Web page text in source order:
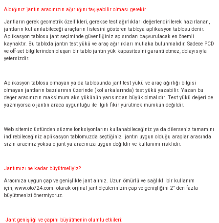
Aldığınız jantın aracınızın ağırlığını taşıyabilir olması gerekir.
Jantların gerek geometrik özellikleri, gerekse test ağırlıkları değerlendirilerek hazırlanan,
jantların kullanılabileceği araçların listesini gösteren tabloya aplikasyon tablosu denir.
Aplikasyon tablosu jant seçiminde güvenliğiniz açısından başvurulacak en önemli
kaynaktır. Bu tabloda jantın test yükü ve araç ağırlıkları mutlaka bulunmalıdır. Sadece PCD
ve off-set bilgilerinden oluşan bir tablo jantın yük kapasitesini garanti etmez, dolayısıyla
yetersizdir.
Aplikasyon tablosu olmayan ya da tablosunda jant test yükü ve araç ağırlığı bilgisi
olmayan jantların bazılarının üzerinde (kol arkalarında) test yükü yazabilir. Yazan bu
değer aracınızın maksimum aks yükünün yarısından büyük olmalıdır. Test yükü değeri de
yazmıyorsa o jantın araca uygunluğu ile ilgili fikir yürütmek mümkün değildir.
Web sitemiz üstünden süzme fonksiyonlarını kullanabileceğiniz ya da dilerseniz tamamını
indirebileceğiniz aplikasyon tablomuzda seçtiğiniz jantın uygun olduğu araçlar arasında
sizin aracınız yoksa o jant ya aracınıza uygun değildir ve kullanımı risklidir.
Jantımızı ne kadar büyütmeliyiz?
Aracınıza uygun çap ve genişlikte jant alınız. Uzun ömürlü ve sağlıklı bir kullanım
için, www.oto724.com olarak orjinal jant ölçülerinizin çap ve genişliğini 2" den fazla
büyütmenizi önermiyoruz.
Jant genişliği ve çapını büyütmenin olumlu etkileri;